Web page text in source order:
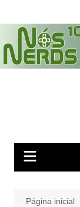
para
conteúdo
Página inicial